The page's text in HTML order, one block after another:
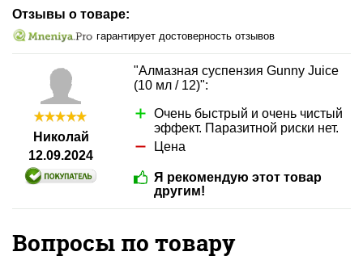
Отзывы о товаре:
гарантирует достоверность отзывов
Николай
12.09.2024
"Алмазная суспензия Gunny Juice
(10 мл / 12)":
Очень быстрый и очень чистый
эффект. Паразитной риски нет.
Цена
Я рекомендую этот товар
другим!
Вопросы по товару